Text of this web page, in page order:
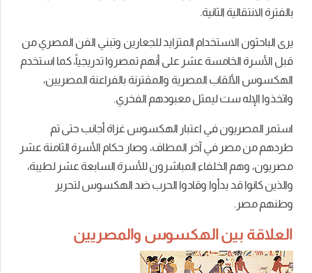
بالفترة الانتقالية الثانية.
يرى الباحثون الاستخدام المتزايد للجعارين وتبني الفن المصري من
قبل الأسرة الخامسة عشر على أنهم تمصروا تدريجياً، كما استخدم
الهكسوس الألقاب المصرية والمقترنة بالفراعنة المصريين،
واتخذوا الإله ست ليمثل معبودهم الفخري.
استمر المصريون في اعتبار الهكسوس غزاة أجانب حتى تم
طردهم من مصر في آخر المطاف، وصار حكام الأسرة الثامنة عشر
مصريون، وهم الخلفاء المباشرون للأسرة السابعة عشر لطيبة،
والذين كانوا قد بدأوا وقادوا الحرب ضد الهكسوس لتحرير
وطنهم مصر.
العلاقة بين الهكسوس والمصريين